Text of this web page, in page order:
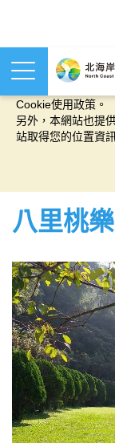
本網站使用cookies
Cookie使用政策。
另外，本網站也提
站取得您的位置資
八里桃